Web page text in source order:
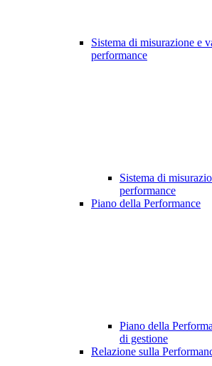
Sistema di misurazione e
performance
Sistema di
performance
Piano della Performance
Piano della
di gestione
Relazione sulla